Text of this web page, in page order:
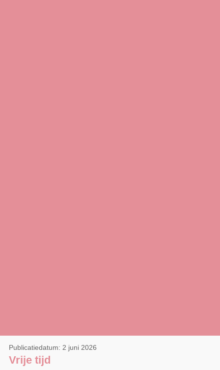
Vrije tijd
Publicatiedatum: 2 juni 2026